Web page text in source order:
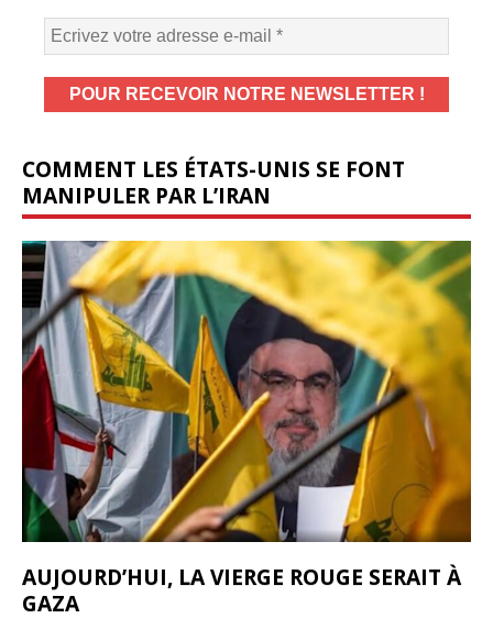
COMMENT LES ÉTATS-UNIS SE FONT
MANIPULER PAR L’IRAN
AUJOURD’HUI, LA VIERGE ROUGE SERAIT À
GAZA